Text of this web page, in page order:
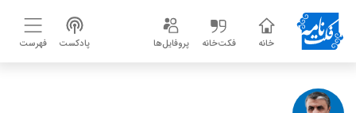
خانه فکت‌خانه پروفایل‌ها پادکست فهرست